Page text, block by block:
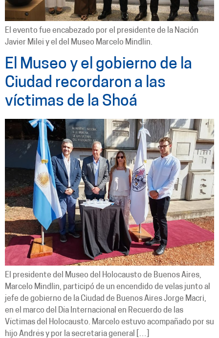
El evento fue encabezado por el presidente de la Nación
Javier Milei y el del Museo Marcelo Mindlin.
El Museo y el gobierno de la
Ciudad recordaron a las
víctimas de la Shoá
El presidente del Museo del Holocausto de Buenos Aires,
Marcelo Mindlin, participó de un encendido de velas junto al
jefe de gobierno de la Ciudad de Buenos Aires Jorge Macri,
en el marco del Día Internacional en Recuerdo de las
Víctimas del Holocausto. Marcelo estuvo acompañado por su
hijo Andrés y por la secretaria general […]